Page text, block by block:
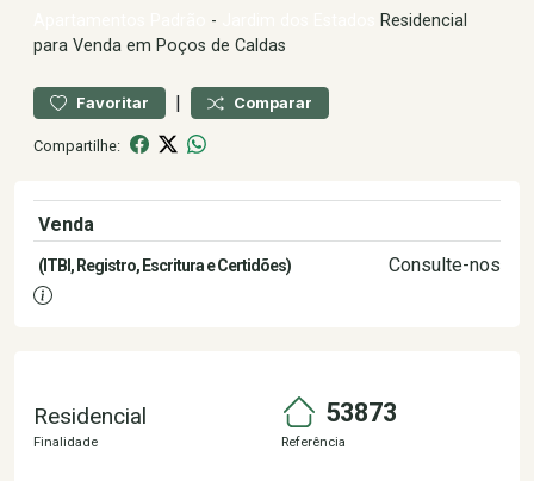
-
Residencial
para Venda em Poços de Caldas
Favoritar | Comparar
Compartilhe:
Venda
(ITBI, Registro, Escritura e Certidões) Consulte-nos
Residencial
Finalidade
53873
Referência